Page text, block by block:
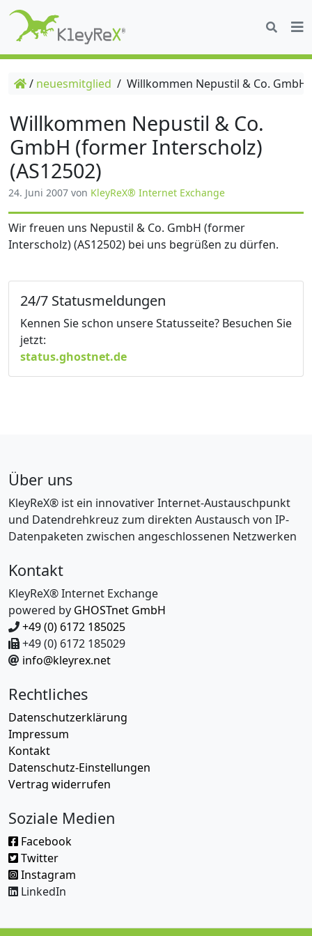
/ neuesmitglied / Willkommen Nepustil & Co.
Willkommen Nepustil & Co.
GmbH (former Interscholz)
(AS12502)
24. Juni 2007 von KleyReX® Internet Exchange
Wir freuen uns Nepustil & Co. GmbH (former
Interscholz) (AS12502) bei uns begrüßen zu dürfen.
24/7 Statusmeldungen
Kennen Sie schon unsere Statusseite? Besuchen Sie
jetzt:
status.ghostnet.de
Über uns
KleyReX® ist ein innovativer Internet-Austauschpunkt
und Datendrehkreuz zum direkten Austausch von IP-
Datenpaketen zwischen angeschlossenen Netzwerken
Kontakt
KleyReX® Internet Exchange
powered by GHOSTnet GmbH
+49 (0) 6172 185025
+49 (0) 6172 185029
info@kleyrex.net
Rechtliches
Datenschutzerklärung
Impressum
Kontakt
Datenschutz-Einstellungen
Vertrag widerrufen
Soziale Medien
Facebook
Twitter
Instagram
LinkedIn